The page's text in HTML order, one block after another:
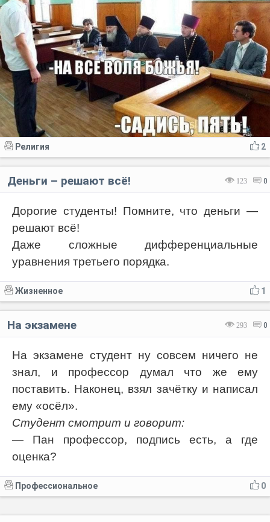
Код: Отмена Отправить
2
Религия
123 0
Деньги – решают всё!
Дорогие студенты! Помните, что деньги —
решают всё!
Даже сложные дифференциальные
уравнения третьего порядка.
1
Жизненное
293 0
На экзамене
На экзамене студент ну совсем ничего не
знал, и профессор думал что же ему
поставить. Наконец, взял зачётку и написал
ему «осёл».
Студент смотрит и говорит:
— Пан профессор, подпись есть, а где
оценка?
0
Профессиональное